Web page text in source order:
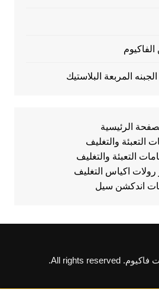
المربعة البلاستيك
الرئيسية
التعبئة والتغليف
التعبئة والتغليف
اكياس التغليف
اندكشن سيل